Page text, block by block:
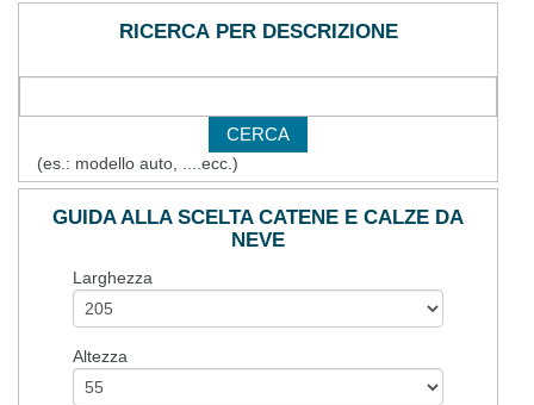
RICERCA PER DESCRIZIONE
(es.: modello auto, ....ecc.)
GUIDA ALLA SCELTA CATENE E CALZE DA
NEVE
Larghezza
Altezza